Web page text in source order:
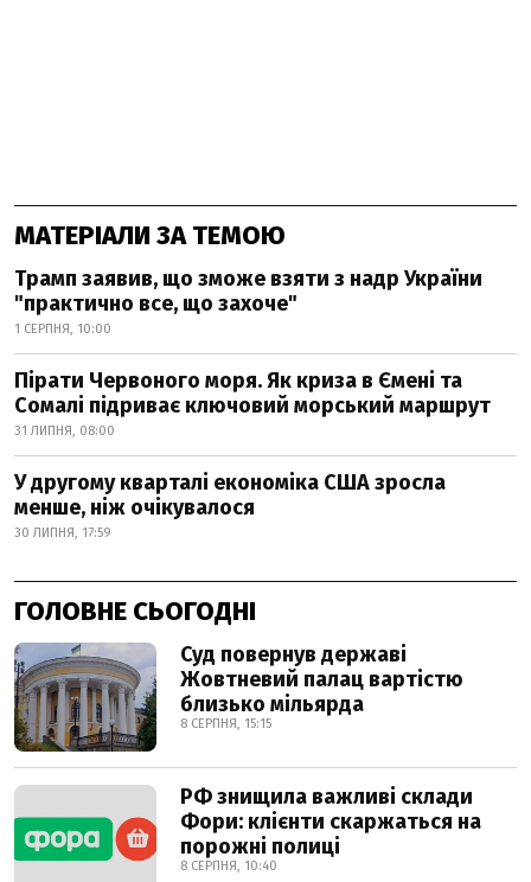
МАТЕРІАЛИ ЗА ТЕМОЮ
Трамп заявив, що зможе взяти з надр України
"практично все, що захоче"
1 СЕРПНЯ, 10:00
Пірати Червоного моря. Як криза в Ємені та
Сомалі підриває ключовий морський маршрут
31 ЛИПНЯ, 08:00
У другому кварталі економіка США зросла
менше, ніж очікувалося
30 ЛИПНЯ, 17:59
ГОЛОВНЕ СЬОГОДНІ
Суд повернув державі
Жовтневий палац вартістю
близько мільярда
8 СЕРПНЯ, 15:15
РФ знищила важливі склади
Фори: клієнти скаржаться на
порожні полиці
8 СЕРПНЯ, 10:40